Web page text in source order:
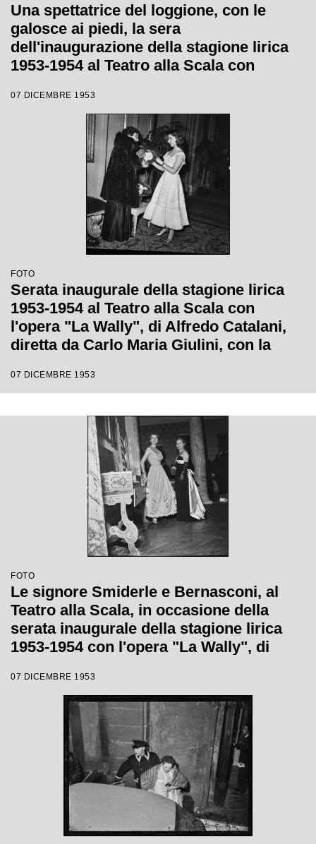
Una spettatrice del loggione, con le
galosce ai piedi, la sera
dell'inaugurazione della stagione lirica
1953-1954 al Teatro alla Scala con
diretta da Carlo Maria Giulini
07 DICEMBRE 1953
FOTO
Serata inaugurale della stagione lirica
1953-1954 al Teatro alla Scala con
l'opera "La Wally", di Alfredo Catalani,
diretta da Carlo Maria Giulini, con la
07 DICEMBRE 1953
FOTO
Le signore Smiderle e Bernasconi, al
Teatro alla Scala, in occasione della
serata inaugurale della stagione lirica
1953-1954 con l'opera "La Wally", di
Giulini, con la regia di Tatiana Pavlova
07 DICEMBRE 1953